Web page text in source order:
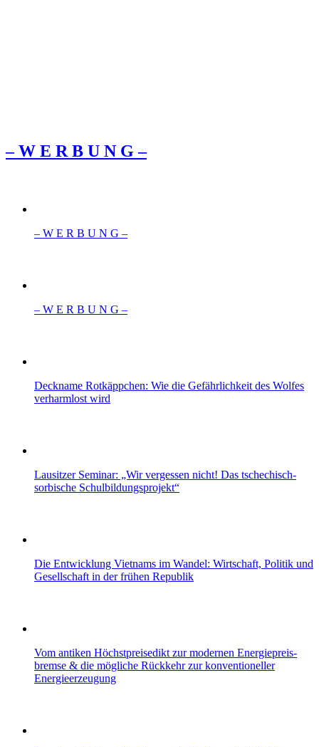
– W Ε R Β U Ν G –
– W Ε R Β U Ν G –
– W Ε R Β U Ν G –
Deckname Rotkäppchen: Wie die Gefährlichkeit des Wolfes
verharmlost wird
Lausitzer Seminar: „Wir vergessen nicht! Das tschechisch-
sorbische Schulbildungsprojekt“
Die Entwicklung Vietnams im Wandel: Wirtschaft, Politik und
Gesellschaft in der frühen Republik
Vom antiken Höchstpreisedikt zur modernen Energiepreis­
bremse & die mögliche Rückkehr zur konventioneller
Energieerzeugung